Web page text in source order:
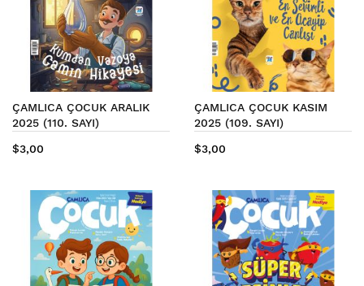
ÇAMLICA ÇOCUK ARALIK
2025 (110. SAYI)
$3,00
ÇAMLICA ÇOCUK KASIM
2025 (109. SAYI)
$3,00